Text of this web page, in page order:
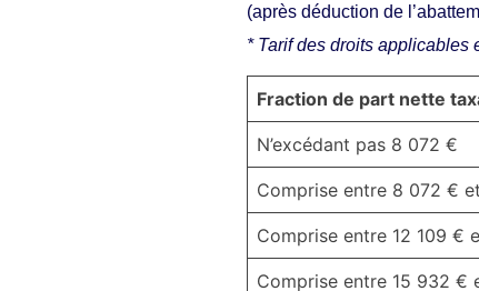
(après déduction de
* Tarif des droits applicables
Fraction de part nette
N’excédant pas 8 072 €
Comprise entre 8 072 €
Comprise entre 12 109 €
Comprise entre 15 932 €